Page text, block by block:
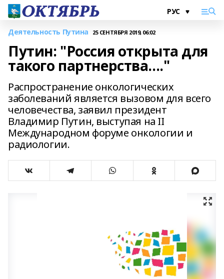
Деятельность Путина 25 СЕНТЯБРЯ 2019, 06:02
Путин: "Россия открыта для
такого партнерства...."
Распространение онкологических
заболеваний является вызовом для всего
человечества, заявил президент
Владимир Путин, выступая на II
Международном форуме онкологии и
радиологии.